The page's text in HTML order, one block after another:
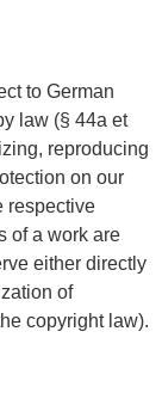
to German
law (§ 44a et
reproducing
on our
respective
of a work are
either directly
of
copyright law).